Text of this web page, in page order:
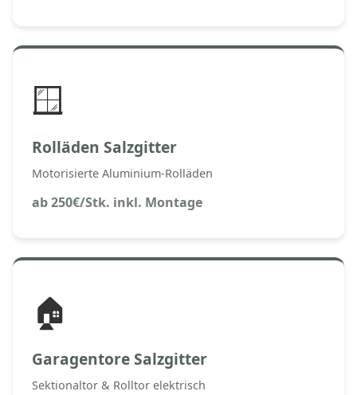
🪟
Rolläden Salzgitter
Motorisierte Aluminium-Rolläden
ab 250€/Stk. inkl. Montage
🏠
Garagentore Salzgitter
Sektionaltor & Rolltor elektrisch